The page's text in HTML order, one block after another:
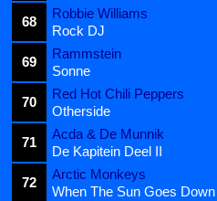
68
Robbie Williams
Rock DJ
69
Rammstein
Sonne
70
Red Hot Chili Peppers
Otherside
71
Acda & De Munnik
De Kapitein Deel II
72
Arctic Monkeys
When The Sun Goes Down